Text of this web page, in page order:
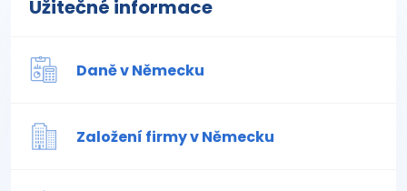
Užitečné informace
Daně v Německu
Založení firmy v Německu